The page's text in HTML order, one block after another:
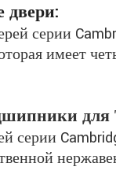
двери:
серии
имеет
для
серии